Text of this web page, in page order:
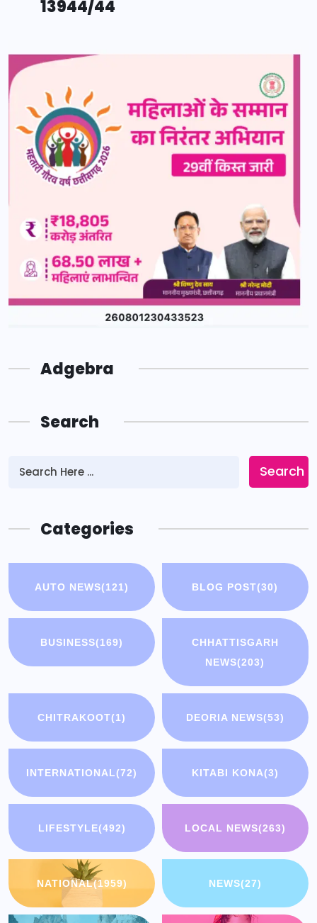
13944/44
Adgebra
Search
Search
Categories
AUTO NEWS(121) BLOG POST(30)
BUSINESS(169)
CHHATTISGARH
NEWS(203)
CHITRAKOOT(1) DEORIA NEWS(53)
INTERNATIONAL(72) KITABI KONA(3)
LIFESTYLE(492) LOCAL NEWS(263)
NATIONAL(1959) NEWS(27)